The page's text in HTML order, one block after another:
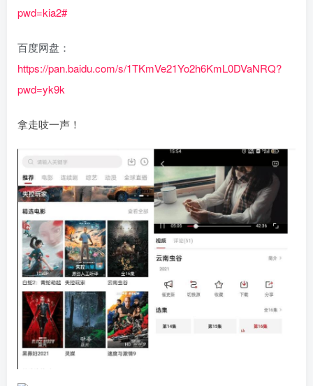
pwd=kia2#
百度网盘：
https://pan.baidu.com/s/1TKmVe21Yo2h6KmL0DVaNRQ?
pwd=yk9k
拿走吱一声！